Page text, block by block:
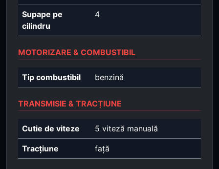
Supape pe
cilindru
4
MOTORIZARE & COMBUSTIBIL
Tip combustibil benzină
TRANSMISIE & TRACȚIUNE
Cutie de viteze 5 viteză manuală
Tracțiune față